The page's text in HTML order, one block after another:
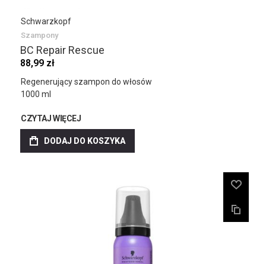
Schwarzkopf
Szampony
BC Repair Rescue
88,99 zł
Regenerujący szampon do włosów
1000 ml
CZYTAJ WIĘCEJ
DODAJ DO KOSZYKA